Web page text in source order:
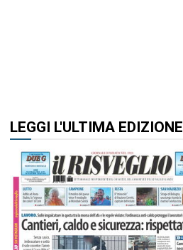
LEGGI L'ULTIMA EDIZIONE